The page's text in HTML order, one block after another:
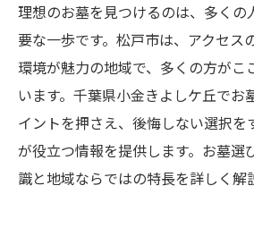
理想のお墓を見つけるのは、多くの
要な一歩です。松戸市は、アクセス
環境が魅力の地域で、多くの方がこ
います。千葉県小金きよしケ丘でお
イントを押さえ、後悔しない選択を
が役立つ情報を提供します。お墓選
識と地域ならではの特長を詳しく解